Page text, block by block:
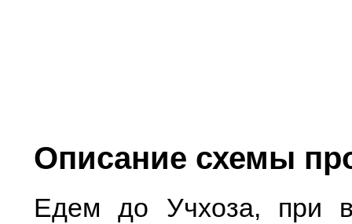
Описание схемы
Едем до Учхоза, при